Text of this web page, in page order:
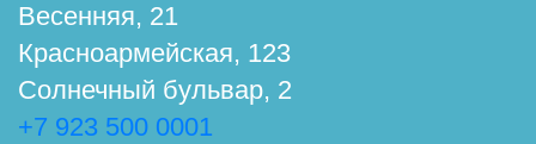
Весенняя, 21
Красноармейская, 123
Солнечный бульвар, 2
+7 923 500 0001